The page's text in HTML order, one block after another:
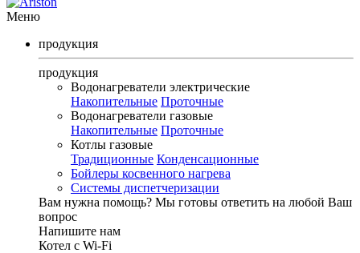
Меню
продукция
продукция
Водонагреватели электрические
Накопительные Проточные
Водонагреватели газовые
Накопительные Проточные
Котлы газовые
Традиционные Конденсационные
Бойлеры косвенного нагрева
Системы диспетчеризации
Вам нужна помощь? Мы готовы ответить на любой Ваш
вопрос
Напишите нам
Котел с Wi-Fi